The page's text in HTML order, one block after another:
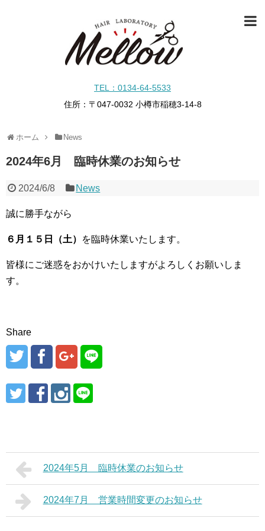
TEL：0134-64-5533
住所：〒047-0032 小樽市稲穂3-14-8
ホーム News
2024年6月 臨時休業のお知らせ
2024/6/8 News
誠に勝手ながら
６月１５日（土） を臨時休業いたします。
皆様にご迷惑をおかけいたしますがよろしくお願いしま
す。
Share
2024年5月 臨時休業のお知らせ
2024年7月 営業時間変更のお知らせ